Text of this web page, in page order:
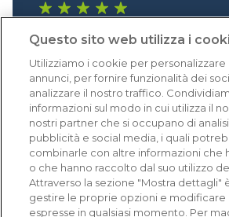
Eccellente (4,8)
Acquisti verificati
Questo sito web utilizza i
Utilizziamo i cookie per
annunci, per fornire funzionalità dei
analizzare il nostro traffico.
informazioni sul modo in cui utilizza il
nostri partner che si occupano di
pubblicità e social media, i quali
combinarle con altre informazioni che
o che hanno raccolto dal suo utilizzo
Attraverso la sezione "Mostra dettagli"
gestire le proprie opzioni e modificare
espresse in qualsiasi momento. Per